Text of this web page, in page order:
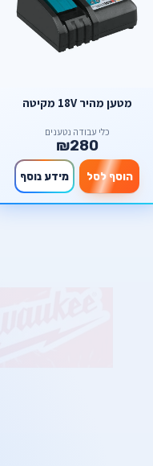
מטען מהיר 18V מקיטה
כלי עבודה נטענים
₪280
הוסף לסל מידע נוסף